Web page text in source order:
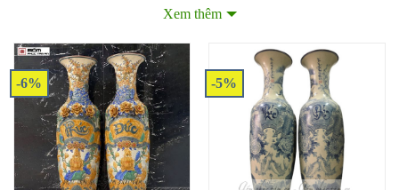
xứng khi bố khí giữa kệ tivi hoặc bàn thờ gia tiên.
Đây cũng được coi là một trong những pháp bảo để trang trí
phòng khách, phòng thờ tạo nên sự uy nghĩ, đẳng cấp cho gia
chủ.
Kích thước của lọ lộc bình là bao nhiêu
Việc sử dụng đôilọ lục bình Bát Tràng
này phụ thuộc vào không
Xem thêm
-6% -5%